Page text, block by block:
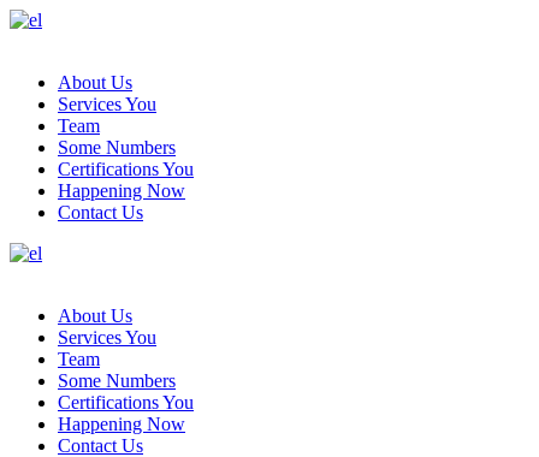
About Us
Services You
Team
Some Numbers
Certifications You
Happening Now
Contact Us
About Us
Services You
Team
Some Numbers
Certifications You
Happening Now
Contact Us